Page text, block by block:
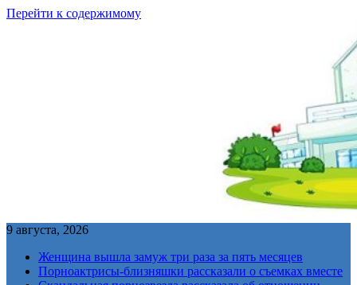
Перейти к содержимому
9 августа, 2026
Женщина вышла замуж три раза за пять месяцев
Порноактрисы-близняшки рассказали о съемках вместе